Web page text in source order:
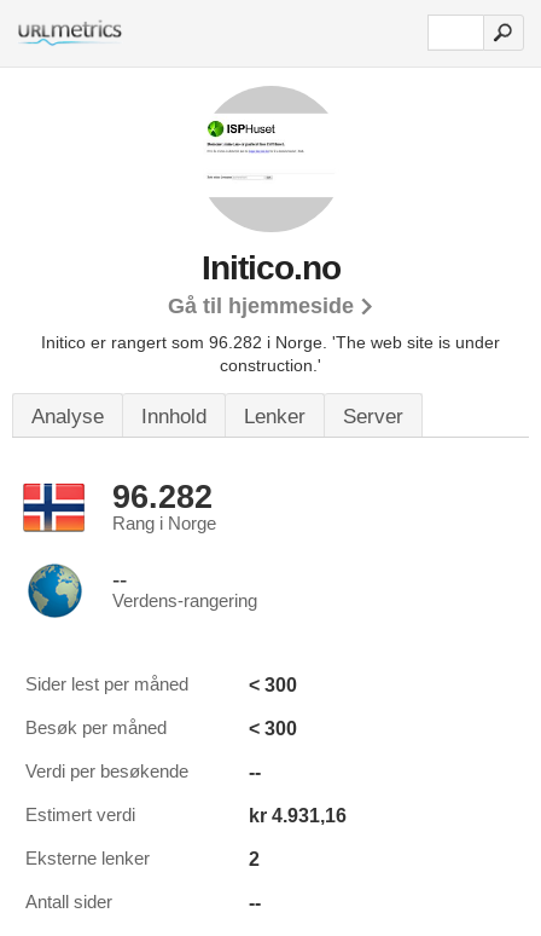
Initico.no
Gå til hjemmeside
Initico er rangert som 96.282 i Norge. 'The web site is under
construction.'
Analyse Innhold Lenker Server
96.282
Rang i Norge
--
Verdens-rangering
Sider lest per måned < 300
Besøk per måned < 300
Verdi per besøkende --
Estimert verdi kr 4.931,16
Eksterne lenker 2
Antall sider --